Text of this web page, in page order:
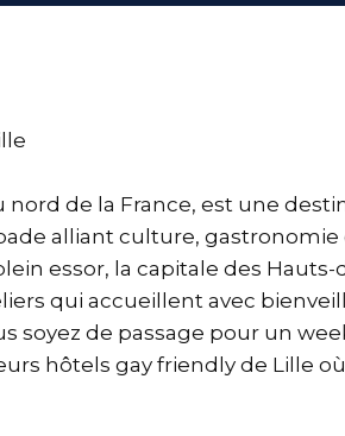
de la France, est une
alliant culture, gastronomie
essor, la capitale des Hauts-
qui accueillent avec
soyez de passage pour un
hôtels gay friendly de Lille